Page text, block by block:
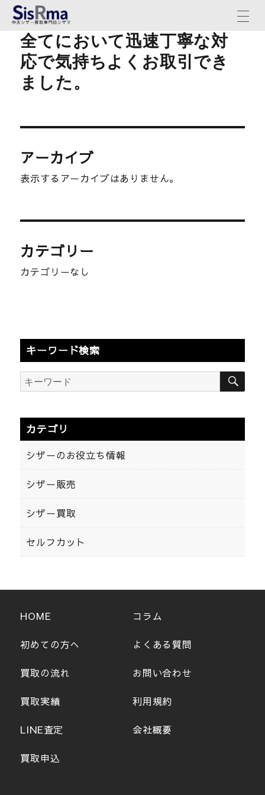
全てにおいて迅速丁寧な対
応で気持ちよくお取引でき
ました。
アーカイブ
表示するアーカイブはありません。
カテゴリー
カテゴリーなし
キーワード検索
検
索:
検
カテゴリ
シザーのお役立ち情報
シザー販売
シザー買取
セルフカット
HOME
初めての方へ
買取の流れ
買取実績
LINE査定
買取申込
コラム
よくある質問
お問い合わせ
利用規約
会社概要